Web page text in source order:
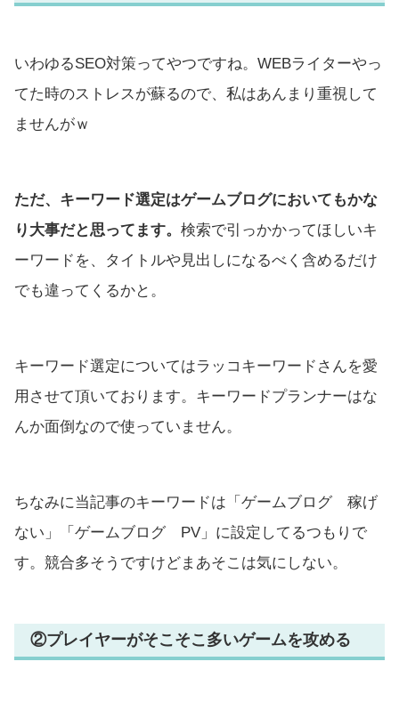
いわゆるSEO対策ってやつですね。WEBライターやっ
てた時のストレスが蘇るので、私はあんまり重視して
ませんがｗ
ただ、キーワード選定はゲームブログにおいてもかな
り大事だと思ってます。 検索で引っかかってほしいキ
ーワードを、タイトルや見出しになるべく含めるだけ
でも違ってくるかと。
キーワード選定についてはラッコキーワードさんを愛
用させて頂いております。キーワードプランナーはな
んか面倒なので使っていません。
ちなみに当記事のキーワードは「ゲームブログ 稼げ
ない」「ゲームブログ PV」に設定してるつもりで
す。競合多そうですけどまあそこは気にしない。
②プレイヤーがそこそこ多いゲームを攻める